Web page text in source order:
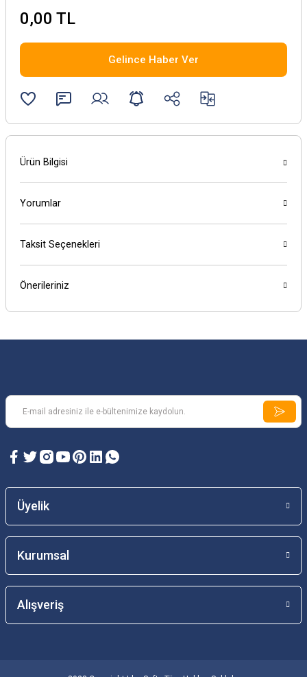
0,00 TL
Gelince Haber Ver
Ürün Bilgisi
Yorumlar
Taksit Seçenekleri
Önerileriniz
Üyelik
Kurumsal
Alışveriş